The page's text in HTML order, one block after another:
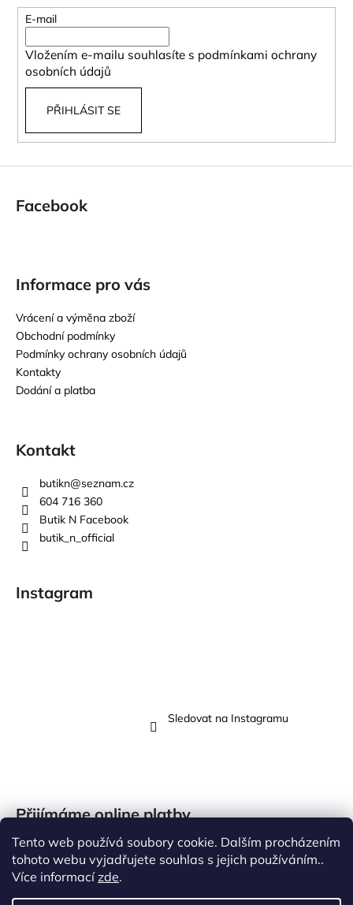
Tento web používá soubory cookie. Dalším procházením
tohoto webu vyjadřujete souhlas s jejich používáním..
Více informacízde.
E-mail
Vložením e-mailu souhlasíte s podmínkami ochrany
osobních údajů
PŘIHLÁSIT SE
Facebook
Informace pro vás
Vrácení a výměna zboží
Obchodní podmínky
Podmínky ochrany osobních údajů
Kontakty
Dodání a platba
Kontakt
butikn@seznam.cz
604 716 360
Butik N Facebook
butik_n_official
Instagram
Sledovat na Instagramu
Přijímáme online platby